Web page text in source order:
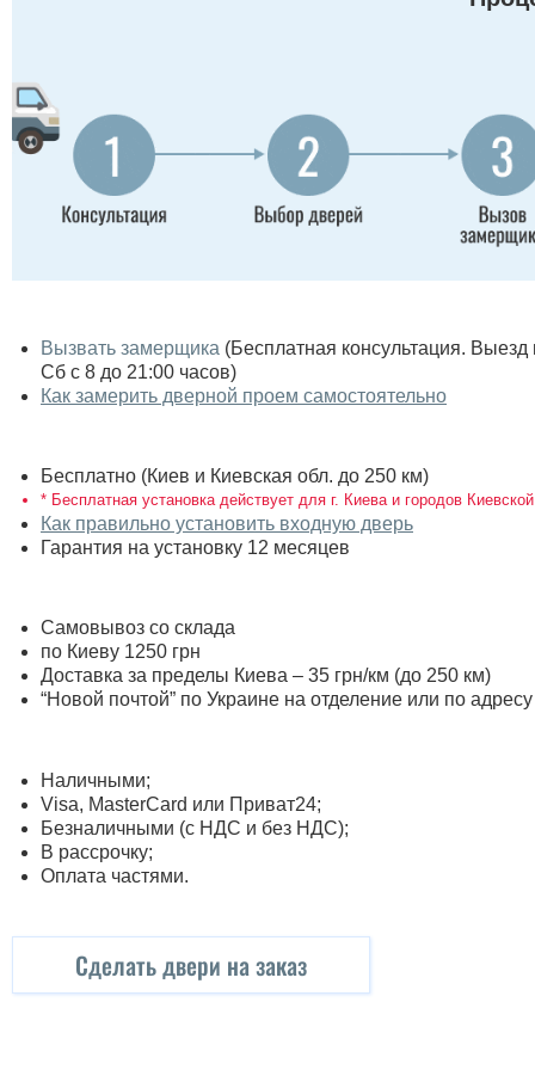
Вызвать замерщика (Бесплатная консультация.
Сб с 8 до 21:00 часов)
Как замерить дверной проем самостоятельно
Бесплатно (Киев и Киевская обл. до 250 км)
* Бесплатная установка действует для г. Киева и городов
Как правильно установить входную дверь
Гарантия на установку 12 месяцев
Самовывоз со склада
по Киеву 1250 грн
Доставка за пределы Киева – 35 грн/км (до 250 км)
“Новой почтой” по Украине на отделение или по
Наличными;
Visa, MasterСard или Приват24;
Безналичными (с НДС и без НДС);
В рассрочку;
Оплата частями.
Сделать двери на заказ